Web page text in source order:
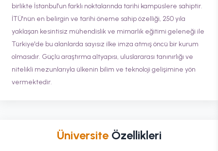
birlikte İstanbul'un farklı noktalarında tarihi kampüslere sahiptir.
İTÜ'nün en belirgin ve tarihi öneme sahip özelliği, 250 yıla
yaklaşan kesintisiz mühendislik ve mimarlık eğitimi geleneği ile
Türkiye'de bu alanlarda sayısız ilke imza atmış öncü bir kurum
olmasıdır. Güçlü araştırma altyapısı, uluslararası tanınırlığı ve
nitelikli mezunlarıyla ülkenin bilim ve teknoloji gelişimine yön
vermektedir.
Üniversite Özellikleri